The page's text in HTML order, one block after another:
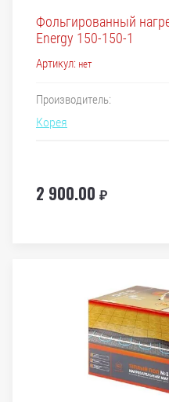
Фольгированный
Energy 150-150-1
Артикул: нет
Производитель:
Корея
2 900.00 ₽